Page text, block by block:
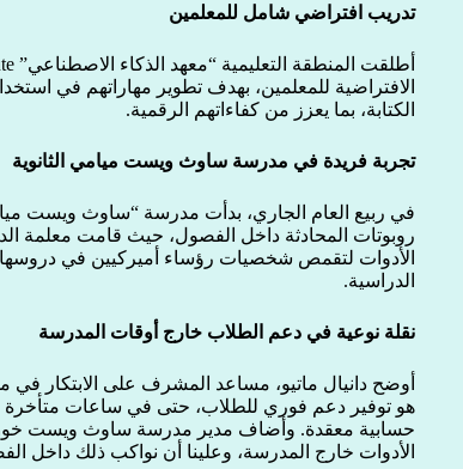
تدريب افتراضي شامل للمعلمين
الافتراضية للمعلمين، بهدف تطوير مهاراتهم في
الكتابة، بما يعزز من كفاءاتهم الرقمية.
تجربة فريدة في مدرسة ساوث ويست ميامي الثانوية
في ربيع العام الجاري، بدأت مدرسة “ساوث ويست
روبوتات المحادثة داخل الفصول، حيث قامت معلمة
الأدوات لتقمص شخصيات رؤساء أميركيين في
الدراسية.
نقلة نوعية في دعم الطلاب خارج أوقات المدرسة
أوضح دانيال ماتيو، مساعد المشرف على الابتكار
هو توفير دعم فوري للطلاب، حتى في ساعات
حسابية معقدة. وأضاف مدير مدرسة ساوث ويست
الأدوات خارج المدرسة، وعلينا أن نواكب ذلك داخل